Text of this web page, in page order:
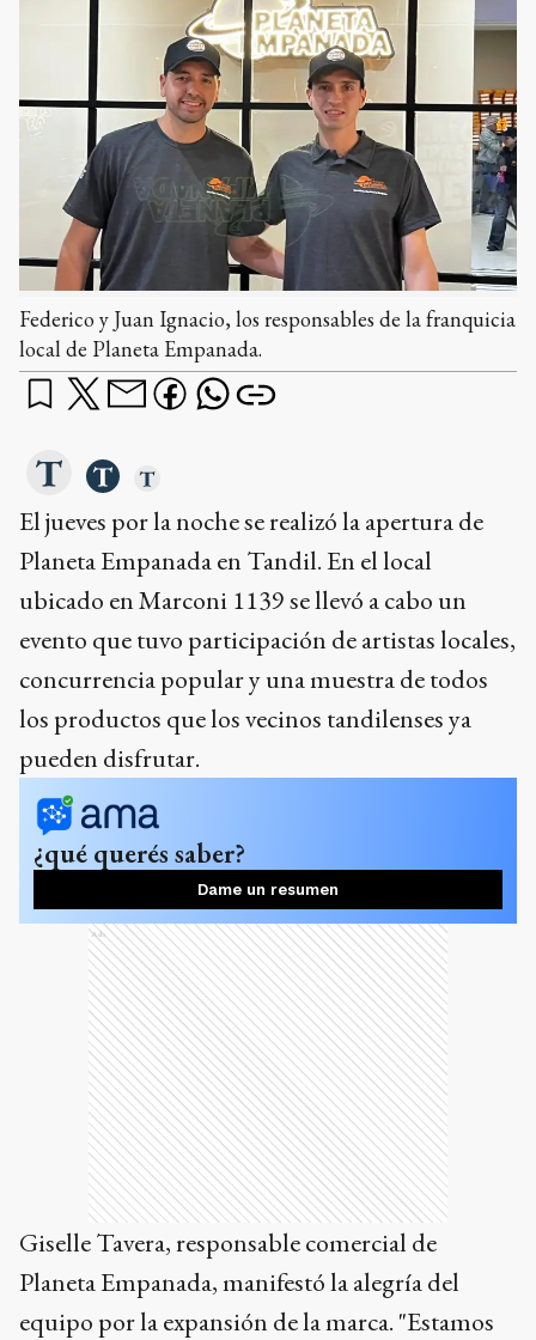
Federico y Juan Ignacio, los responsables de la franquicia
local de Planeta Empanada.
El jueves por la noche se realizó la apertura de
Planeta Empanada en Tandil. En el local
ubicado en Marconi 1139 se llevó a cabo un
evento que tuvo participación de artistas locales,
concurrencia popular y una muestra de todos
los productos que los vecinos tandilenses ya
pueden disfrutar.
¿qué querés saber?
Dame un resumen
Ads
Giselle Tavera, responsable comercial de
Planeta Empanada, manifestó la alegría del
equipo por la expansión de la marca. "Estamos